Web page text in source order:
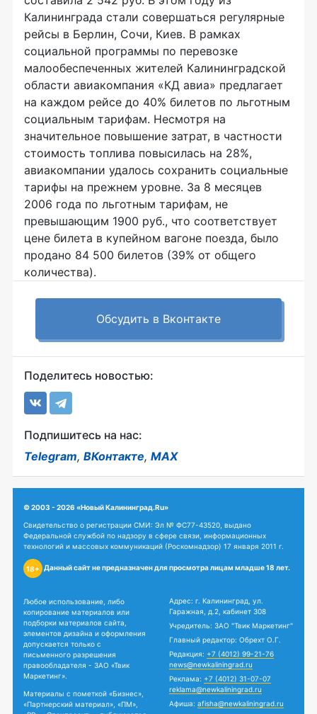
Калининграда стали совершаться регулярные
рейсы в Берлин, Сочи, Киев. В рамках
социальной программы по перевозке
малообеспеченных жителей Калининградской
области авиакомпания «КД авиа» предлагает
на каждом рейсе до 40% билетов по льготным
социальным тарифам. Несмотря на
значительное повышение затрат, в частности
стоимость топлива повысилась на 28%,
авиакомпании удалось сохранить социальные
тарифы на прежнем уровне. За 8 месяцев
2006 года по льготным тарифам, не
превышающим 1900 руб., что соответствует
цене билета в купейном вагоне поезда, было
продано 84 500 билетов (39% от общего
количества).
Обсудить в Вконтакте
Поделитесь новостью:
Подпишитесь на нас:
Telegram, ВКонтакте, MAX
© 2003 - 2026 «Новый Калининград.Ru»
Свидетельство о регистрации СМИ: Эл № ФС77-43520, выдано
Федеральной службой по надзору в сфере связи, информационных
технологий и массовых коммуникаций (Роскомнадзор) 17 января 2011 г.
18+ Данный сайт не предназначен для просмотра лицам младше 18 лет.
Любое использование, либо
копирование материалов или
подборки материалов сайта,
элементов дизайна и оформления
допускается только с
письменного разрешения
правообладателя - ЗАО «Твик
Маркетинг».
Материалы с пометкой «Бизнес»,
«Партнерский материал», «ПМ»,
Адрес: г. Калининград, ул.
Гаражная, д.2, кабинет 308
Учредитель: ЗАО "Твик Маркетинг"
Главный редактор: Обрехт О.Г.
Редакция: +7 (4012) 99-21-76
news@newkaliningrad.ru
Реклама: +7 (4012) 31-07-07
reklama@newkaliningrad.ru
Афиша: afisha@newkaliningrad.ru